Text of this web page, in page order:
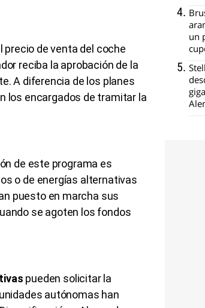
precio de venta del coche
reciba la aprobación de la
A diferencia de los planes
los encargados de tramitar la
de este programa es
o de energías alternativas
puesto en marcha sus
se agoten los fondos
pueden solicitar la
autónomas han
un